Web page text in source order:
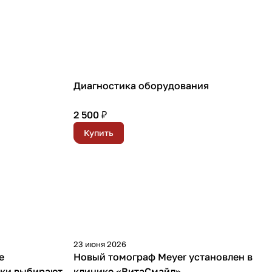
Диагностика оборудования
2 500 ₽
Купить
23 июня 2026
Новый томограф Meyer установлен в